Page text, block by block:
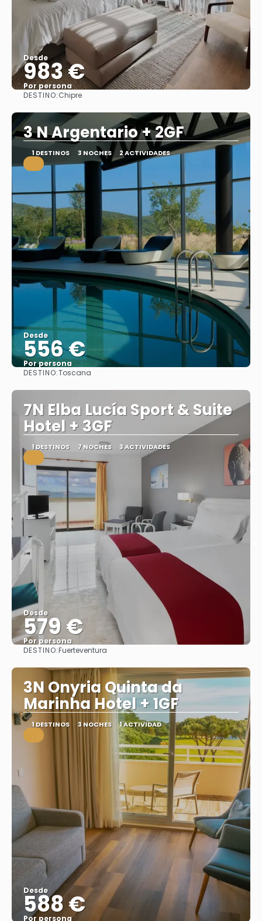
Desde
983 €
Por persona
DESTINO:Chipre
3 N Argentario + 2GF
1 DESTINOS 3 NOCHES 2 ACTIVIDADES
.
Desde
556 €
Por persona
DESTINO:Toscana
7N Elba Lucía Sport & Suite
Hotel + 3GF
1 DESTINOS 7 NOCHES 3 ACTIVIDADES
.
Desde
579 €
Por persona
DESTINO:Fuerteventura
3N Onyria Quinta da
Marinha Hotel + 1GF
1 DESTINOS 3 NOCHES 1 ACTIVIDAD
.
Desde
588 €
Por persona